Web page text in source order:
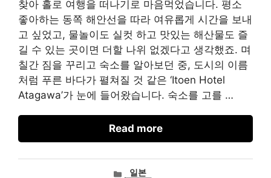
찾아 홀로 여행을 떠나기로 마음먹었습니다. 평소
좋아하는 동쪽 해안선을 따라 여유롭게 시간을 보내
고 싶었고, 물놀이도 실컷 하고 맛있는 해산물도 즐
길 수 있는 곳이면 더할 나위 없겠다고 생각했죠. 며
칠간 짐을 꾸리고 숙소를 알아보던 중, 도시의 이름
처럼 푸른 바다가 펼쳐질 것 같은 ‘Itoen Hotel
Atagawa’가 눈에 들어왔습니다. 숙소를 고를 …
Read more
카일본